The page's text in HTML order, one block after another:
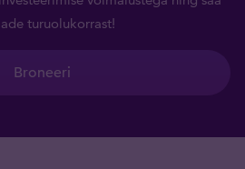
turuolukorrast!
Broneeri